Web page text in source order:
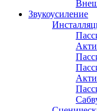
Звукоусиление